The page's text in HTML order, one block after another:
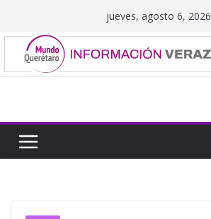
contenido
jueves, agosto 6, 2026